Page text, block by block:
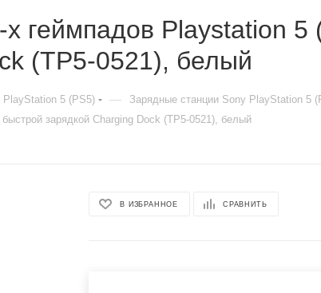
геймпадов Playstation 5
(TP5-0521), белый
5 (PS5) —
Зарядные станции Sony PlayStation 5
зарядкой Charging Dock (TP5-0521), белый
В ИЗБРАННОЕ СРАВНИТЬ